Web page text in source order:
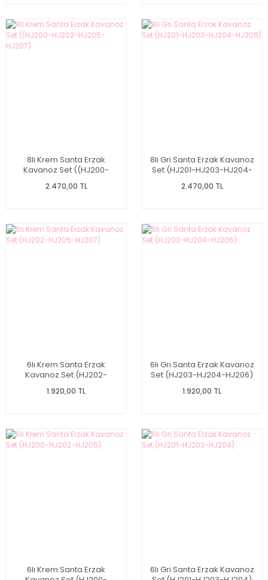
8li Krem Santa Erzak
Kavanoz Set ((HJ200-
2.470,00 TL
8li Gri Santa Erzak Kavanoz
Set (HJ201-HJ203-HJ204-
2.470,00 TL
6lı Krem Santa Erzak
Kavanoz Set (HJ202-
1.920,00 TL
6lı Gri Santa Erzak Kavanoz
Set (HJ203-HJ204-HJ206)
1.920,00 TL
6lı Krem Santa Erzak
6lı Gri Santa Erzak Kavanoz